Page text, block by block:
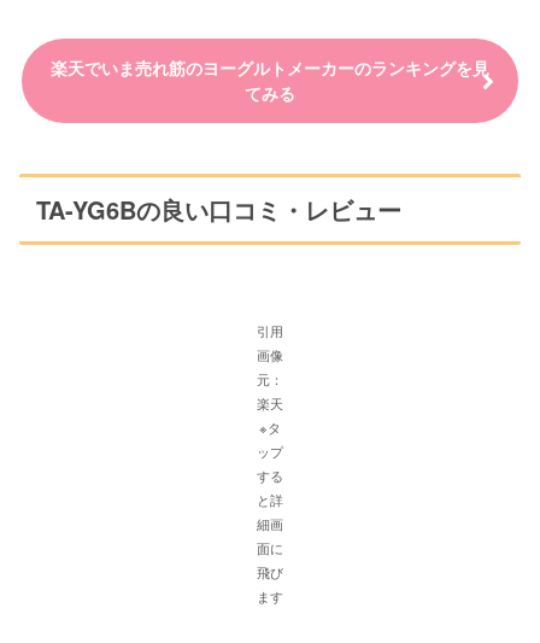
楽天でいま売れ筋のヨーグルトメーカーのランキングを見
てみる
‎TA-YG6Bの良い口コミ・レビュー
引用
画像
元：
楽天
※タ
ップ
する
と詳
細画
面に
飛び
ます